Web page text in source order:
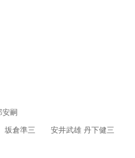
嗣
倉準三 安井武雄 丹下健三